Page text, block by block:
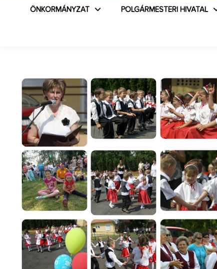
ÖNKORMÁNYZAT POLGÁRMESTERI HIVATAL